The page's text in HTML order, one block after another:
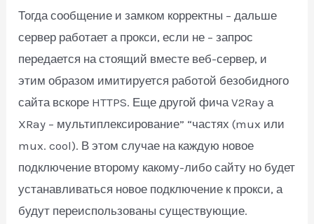
Тогда сообщение и замком корректны – дальше
сервер работает а прокси, если не – запрос
передается на стоящий вместе веб-сервер, и
этим образом имитируется работой безобидного
сайта вскоре HTTPS. Еще другой фича V2Ray а
XRay – мультиплексирование” “частях (mux или
mux. cool). В этом случае на каждую новое
подключение второму какому-либо сайту но будет
устанавливаться новое подключение к прокси, а
будут переиспользованы существующие.